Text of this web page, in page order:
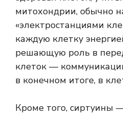
митохондрии, обычно
«электростанциями
каждую клетку
решающую роль в
клеток —
в конечном итоге, в
Кроме того, сиртуины